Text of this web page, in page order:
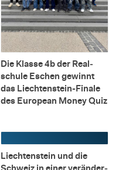
Die Klas­se 4b der Re­al­
schu­le Eschen ge­winnt
das Liech­ten­stein-Fi­na­le
des Eu­ro­pean Money Quiz
Liech­ten­stein und die